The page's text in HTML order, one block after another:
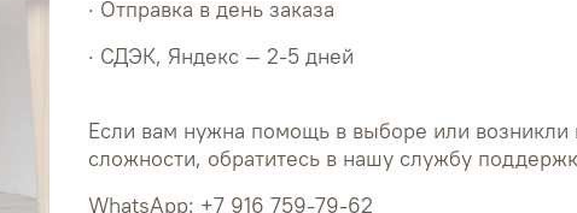
· Отправка в день заказа
· СДЭК, Яндекс — 2-5 дней
Если вам нужна помощь в выборе или возникли
сложности, обратитесь в нашу службу
WhatsApp: +7 916 759-79-62